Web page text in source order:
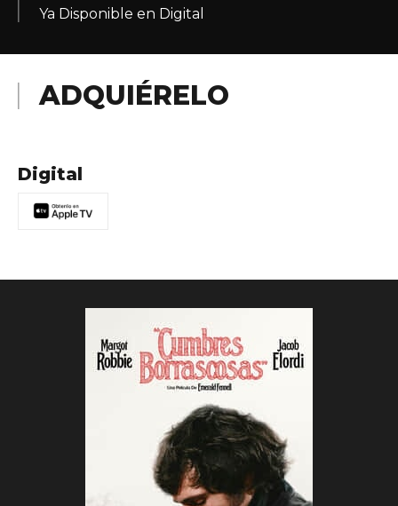
Ya Disponible en Digital
ADQUIÉRELO
Digital